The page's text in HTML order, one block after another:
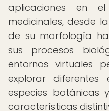
aplicaciones en
medicinales, desde
de su morfología
sus procesos
entornos virtuales
explorar diferentes
especies botánicas
características